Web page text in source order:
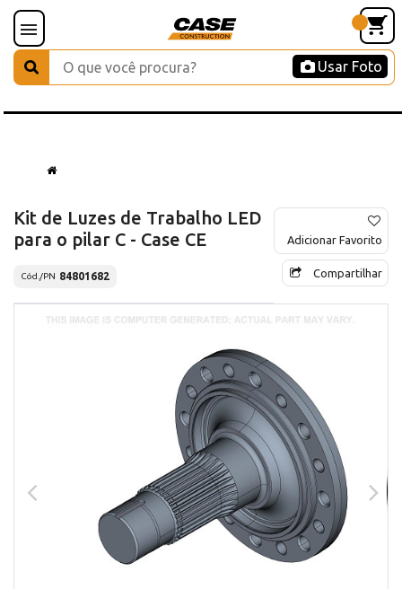
Usar Foto
Kit de Luzes de Trabalho LED
para o pilar C - Case CE
Cód./PN 84801682
Adicionar Favorito
Compartilhar